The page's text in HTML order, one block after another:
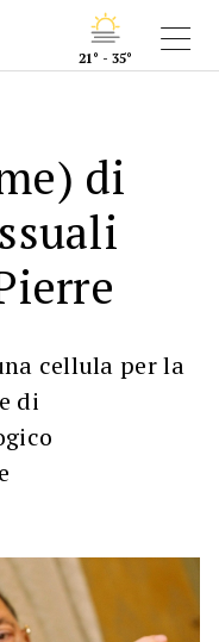
21° - 35°
di
cellula per la
di